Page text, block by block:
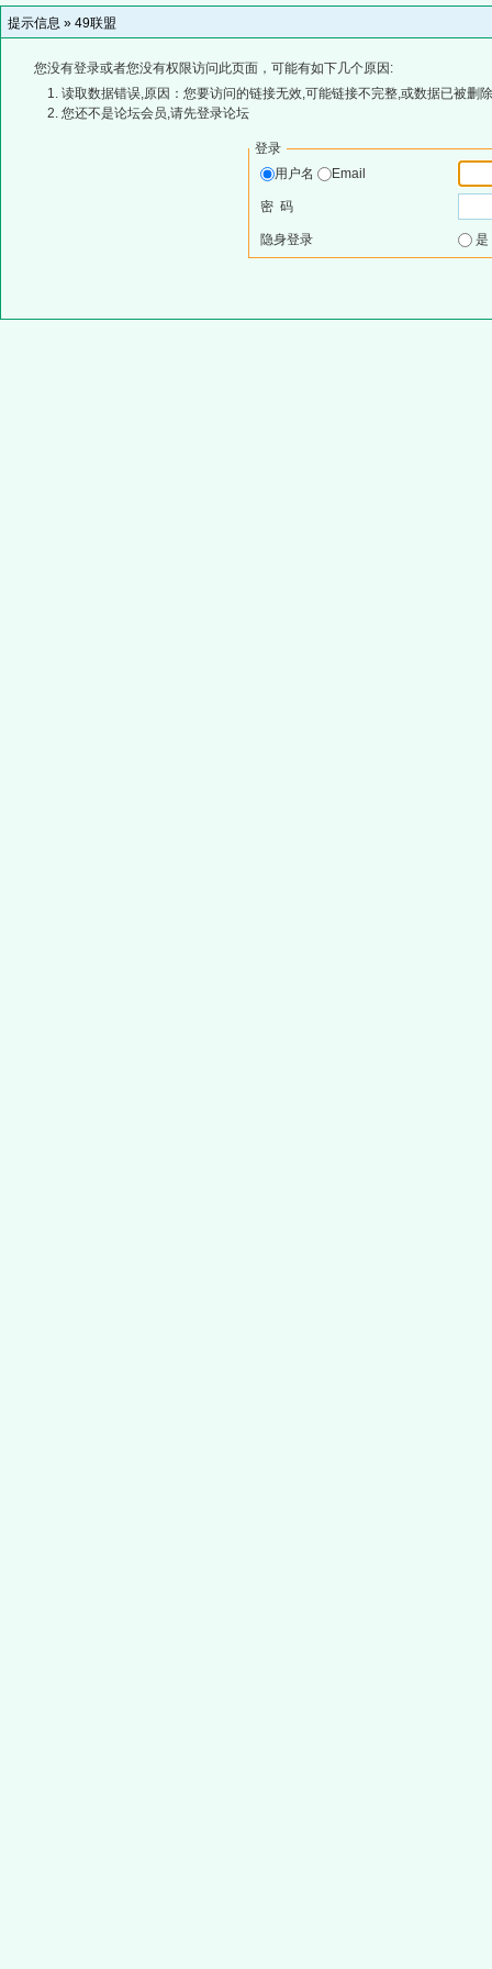
提示信息 » 49联盟
您没有登录或者您没有权限访问此页面，可能有如下几个原因:
读取数据错误,原因：您要访问的链接无效,可能链接不完整,或数据已被删
您还不是论坛会员,请先登录论坛
登录
用户名
Email
密 码
隐身登录